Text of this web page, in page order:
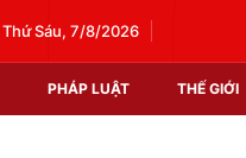
Thứ Sáu, 7/8/2026
PHÁP LUẬT THẾ GIỚI